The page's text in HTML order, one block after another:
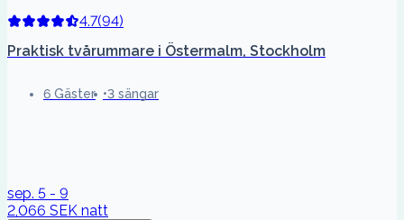
4.7(94)
Praktisk tvårummare i Östermalm, Stockholm
6 Gäster 3 sängar
sep. 5 - 9
2,066 SEK natt